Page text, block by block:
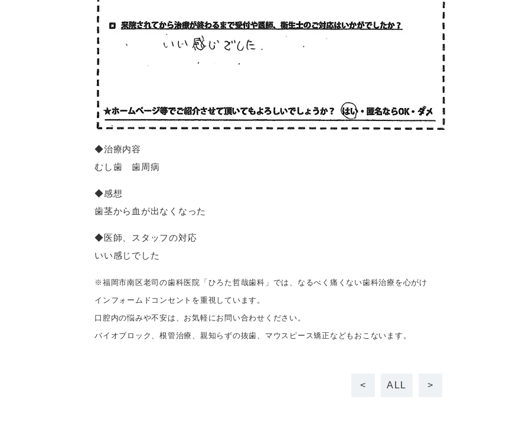
◆治療内容
むし歯 歯周病
◆感想
歯茎から血が出なくなった
◆医師、スタッフの対応
いい感じでした
※福岡市南区老司の歯科医院「ひろた哲哉歯科」では、なるべく痛くない歯科治療を心がけ
インフォームドコンセントを重視しています。
口腔内の悩みや不安は、お気軽にお問い合わせください。
バイオブロック、根管治療、親知らずの抜歯、マウスピース矯正などもおこないます。
< ALL >